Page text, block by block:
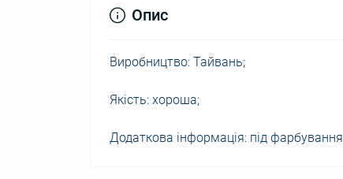
Опис
Виробництво: Тайвань;
Якість: хороша;
Додаткова інформація: під фарбування